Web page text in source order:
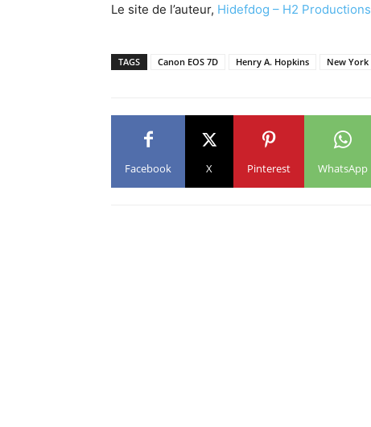
Le site de l’auteur, Hidefdog – H2 Productions
TAGS Canon EOS 7D Henry A. Hopkins New York
Facebook X Pinterest WhatsApp